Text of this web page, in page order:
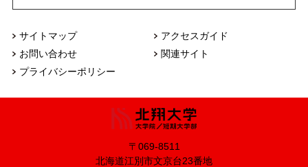
サイトマップ
アクセスガイド
お問い合わせ
関連サイト
プライバシーポリシー
〒069-8511
北海道江別市文京台23番地